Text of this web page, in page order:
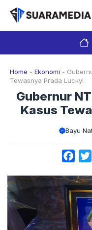
Langsung
isi
Home - Ekonomi -
Tewasnya Prada Lucky!
Gubernur
Kasus
Bayu